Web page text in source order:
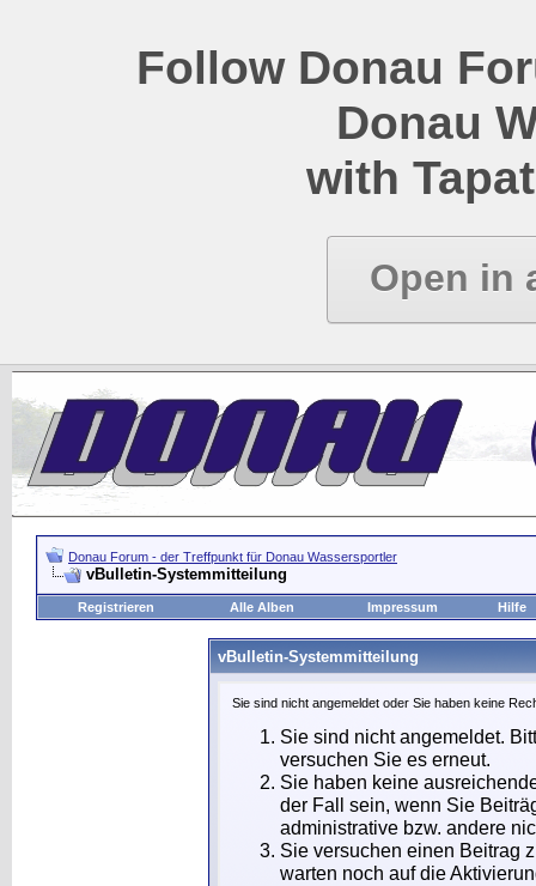
Follow Donau
Donau
with
Open in
Donau Forum - der Treffpunkt für Donau Wassersportler
vBulletin-Systemmitteilung
Registrieren Alle Alben Impressum Hilfe
vBulletin-Systemmitteilung
Sie sind nicht angemeldet oder Sie haben keine
Sie sind nicht angemeldet.
versuchen Sie es erneut.
Sie haben keine
der Fall sein, wenn Sie
administrative bzw. andere
Sie versuchen einen Beitrag
warten noch auf die